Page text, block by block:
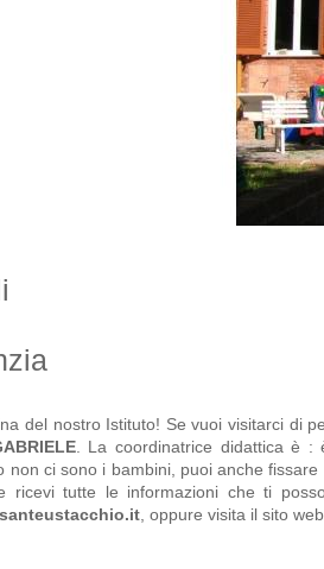
del nostro Istituto! Se vuoi visitarci di
. La coordinatrice didattica è :
non ci sono i bambini, puoi anche
ricevi tutte le informazioni che ti
, oppure visita il sito